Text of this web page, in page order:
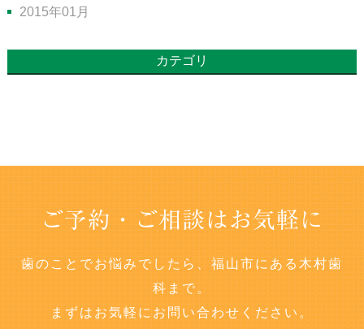
2015年01月
カテゴリ
ご予約・ご相談はお気軽に
歯のことでお悩みでしたら、福山市にある木村歯
科まで。
まずはお気軽にお問い合わせください。